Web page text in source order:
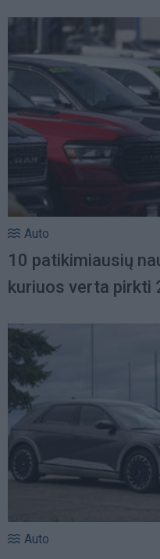
Auto
10 patikimiausių
kuriuos verta pirkti
Auto